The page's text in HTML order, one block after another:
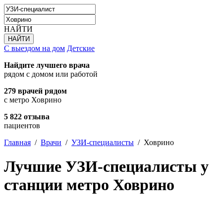
НАЙТИ
С выездом на дом Детские
Найдите лучшего врача
рядом с домом или работой
279 врачей рядом
с метро Ховрино
5 822 отзыва
пациентов
Главная / Врачи / УЗИ-специалисты / Ховрино
Лучшие УЗИ-специалисты у
станции метро Ховрино